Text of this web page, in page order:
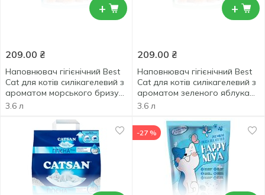
+
209.00 ₴
Наповнювач гігієнічний Best
Cat для котів силікагелевий з
ароматом морського бризу
3,6л
3.6 л
+
209.00 ₴
Наповнювач гігієнічний Best
Cat для котів силікагелевий з
ароматом зеленого яблука
3,6л
3.6 л
-27 %